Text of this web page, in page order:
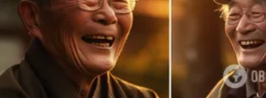
Wojna na Ukrainie
Świat